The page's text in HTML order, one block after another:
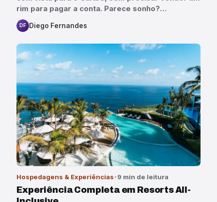
rim para pagar a conta. Parece sonho?…
DF Diego Fernandes
Hospedagens & Experiências 9 min de leitura
Experiência Completa em Resorts All-